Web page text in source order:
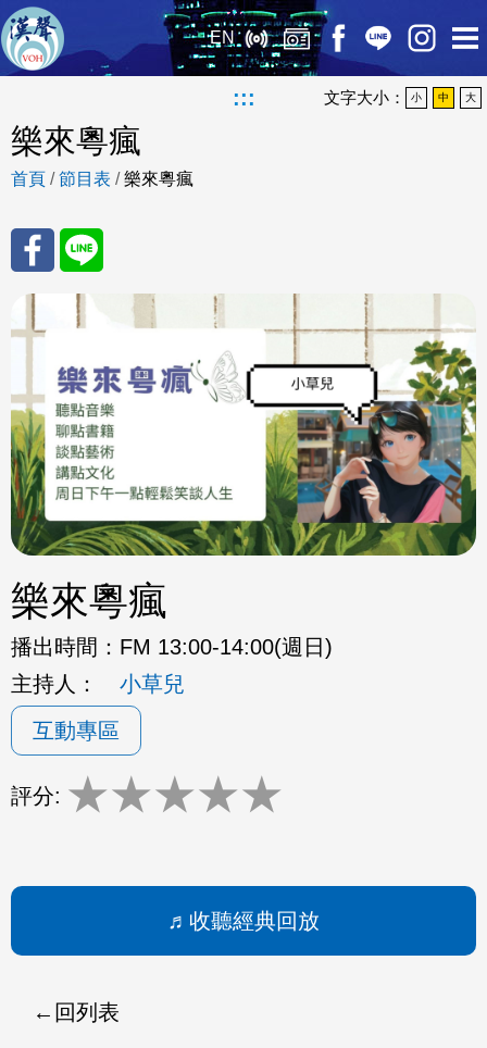
EN
::: 文字大小： 小 中 大
樂來粵瘋
首頁 /節目表 /樂來粵瘋
分享
Fac
eBo
ok
分享
Line
樂來粵瘋
播出時間： FM 13:00-14:00(週日)
主持人：
小草兒
互動專區
評分: ★★★★★
收聽經典回放
回列表